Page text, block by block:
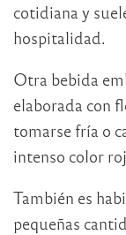
cotidiana y
hospitalidad.
Otra bebida
elaborada con
tomarse fría o
intenso color
También es
pequeñas